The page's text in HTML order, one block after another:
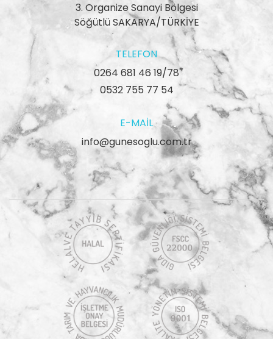
3. Organize Sanayi Bölgesi
Söğütlü SAKARYA/TÜRKİYE
TELEFON
0264 681 46 19/78
0532 755 77 54
E-MAIL
info@gunesoglu.com.tr